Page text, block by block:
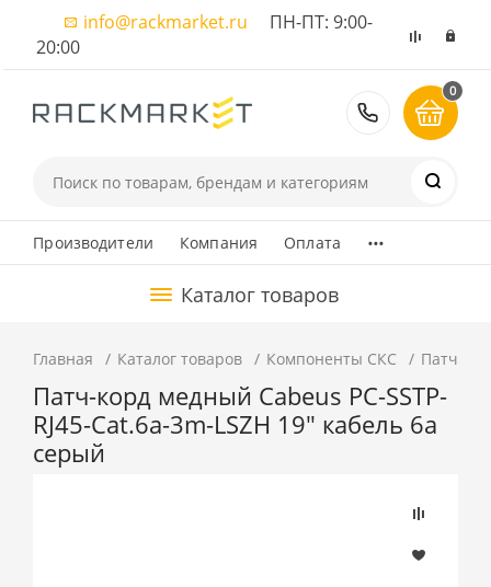
info@rackmarket.ru ПН-ПТ: 9:00-
20:00
8 (495)
0
Производители Компания Оплата ...
Каталог товаров
Главная Каталог товаров Компоненты СКС Патч-
Патч-корд медный Cabeus PC-SSTP-
RJ45-Cat.6a-3m-LSZH 19" кабель 6a
серый